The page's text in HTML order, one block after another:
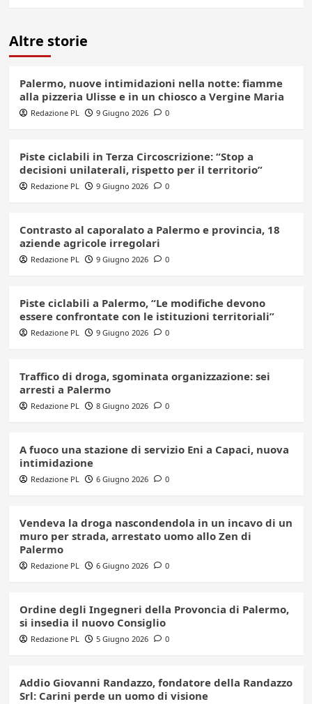
Altre storie
Palermo, nuove intimidazioni nella notte: fiamme
alla pizzeria Ulisse e in un chiosco a Vergine Maria
Redazione PL 9 Giugno 2026 0
Piste ciclabili in Terza Circoscrizione: “Stop a
decisioni unilaterali, rispetto per il territorio”
Redazione PL 9 Giugno 2026 0
Contrasto al caporalato a Palermo e provincia, 18
aziende agricole irregolari
Redazione PL 9 Giugno 2026 0
Piste ciclabili a Palermo, “Le modifiche devono
essere confrontate con le istituzioni territoriali”
Redazione PL 9 Giugno 2026 0
Traffico di droga, sgominata organizzazione: sei
arresti a Palermo
Redazione PL 8 Giugno 2026 0
A fuoco una stazione di servizio Eni a Capaci, nuova
intimidazione
Redazione PL 6 Giugno 2026 0
Vendeva la droga nascondendola in un incavo di un
muro per strada, arrestato uomo allo Zen di
Palermo
Redazione PL 6 Giugno 2026 0
Ordine degli Ingegneri della Provoncia di Palermo,
si insedia il nuovo Consiglio
Redazione PL 5 Giugno 2026 0
Addio Giovanni Randazzo, fondatore della Randazzo
Srl: Carini perde un uomo di visione